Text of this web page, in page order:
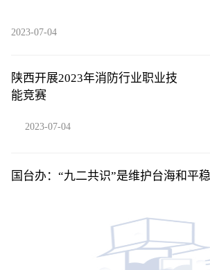
2023-07-04
陕西开展2023年消防行业职业技
能竞赛
2023-07-04
国台办：“九二共识”是维护台海和平